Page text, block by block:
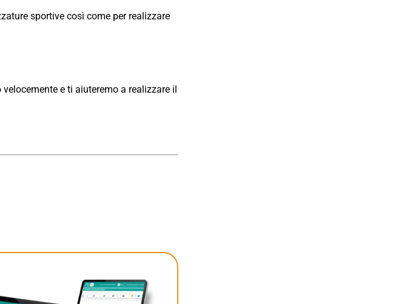
sportive così come per realizzare
e ti aiuteremo a realizzare il